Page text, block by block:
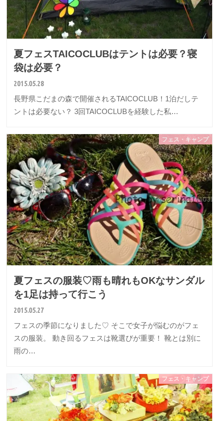
夏フェスTAICOCLUBはテントは必要？寝
袋は必要？
2015.05.28
長野県こだまの森で開催されるTAICOCLUB！1泊だしテ
ントは必要ない？ 3回TAICOCLUBを経験した私…
フェス・キャンプ
夏フェスの服装♡雨も晴れもOKなサンダル
を1足は持って行こう
2015.05.27
フェスの季節になりました♡ そこで女子が悩むのがフェ
スの服装。 動き回るフェスは靴選びが重要！ 靴とは別に
雨の…
フェス・キャンプ